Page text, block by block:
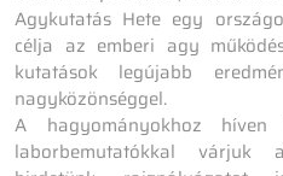
Agykutatás Hete egy
célja az emberi agy
kutatások legújabb
nagyközönséggel.
A hagyományokhoz
laborbemutatókkal várjuk